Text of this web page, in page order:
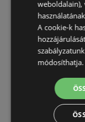
Iskola utca 23.
2377 Örkény
AJÁNLATOK: 0
AKCIÓS ÚJSÁGOK: 0
TÁVOLSÁG: 227,85 km
hétfő - csütörtök
A cookie-k
módosíthatja.